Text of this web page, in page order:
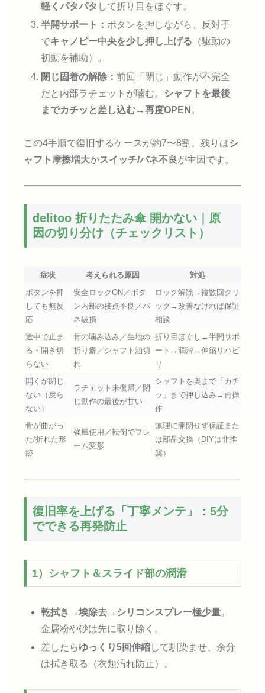
軽くパタパタ して折り目をほぐす。
半開サポート： ボタンを押しながら、反対手
でキャノピー中央を少し押し上げる （駆動の
初動を補助）。
閉じ固着の解除：前回「閉じ」動作が不完全
だと内部ラチェットが噛む。
シャフトを最後
までカチッと差し込む→再度OPEN 。
この4手順で復旧するケースが約7〜8割。残りはシ
ャフト摩擦増大かスイッチ/バネ不良が主因です。
delitoo 折りたたみ傘 開かない｜原
因の切り分け（チェックリスト）
症状 考えられる原因
対処
ボタンを押
しても無反
応
安全ロックON／ボタ
ン内部の接点不良／バ
ネ破損
ロック解除→複数回クリ
ック→改善なければ保証
相談
途中で止ま
る・開き切
らない
骨の噛み込み／生地の
折り癖／シャフト油切
れ
折り目ほぐし→半開サポ
ート→潤滑→伸縮リハビ
リ
開くが閉じ
ない（戻ら
ない）
ラチェット未復帰／閉
じ動作の最後が甘い
シャフトを奥まで「カチ
ッ」まで押し込み→再操
作
骨が曲がっ
た/折れた形
跡
強風使用／転倒でフレ
ーム変形
無理に開閉せず保証また
は部品交換（DIYは非推
奨）
復旧率を上げる「丁寧メンテ」：5分
でできる再発防止
1）シャフト＆スライド部の潤滑
乾拭き→埃除去→シリコンスプレー極少量。
金属粉や砂は先に取り除く。
差したらゆっくり5回伸縮して馴染ませ、余分
は拭き取る（衣類汚れ防止）。